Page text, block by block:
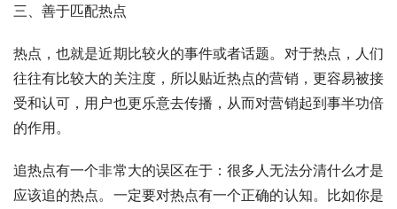
三、善于匹配热点
热点，也就是近期比较火的事件或者话题。对于热点，人们
往往有比较大的关注度，所以贴近热点的营销，更容易被接
受和认可，用户也更乐意去传播，从而对营销起到事半功倍
的作用。
追热点有一个非常大的误区在于：很多人无法分清什么才是
应该追的热点。一定要对热点有一个正确的认知。比如你是